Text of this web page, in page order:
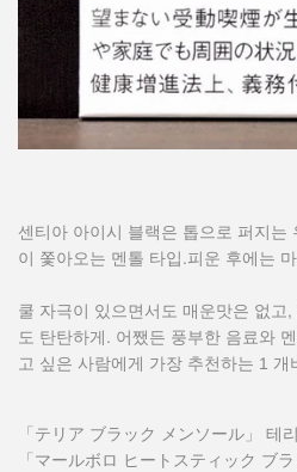
센티아 아이시 블랙은 톱으로 퍼지는
이 쫓아오는 멘톨 타입.피운 후에는
쿨 자극이 있으면서도 매운맛은 없고
도 탄탄하게. 어쨌든 풍부한 음료와
고 싶은 사람에게 가장 추천하는 1 개
「テリア ブラック メンソール」 테
「マールボロ ヒートスティック ブ